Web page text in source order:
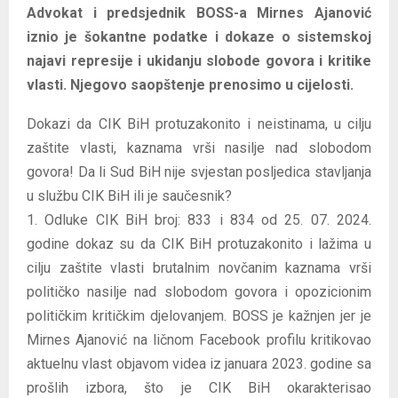
Advokat i predsjednik BOSS-a Mirnes Ajanović
iznio je šokantne podatke i dokaze o sistemskoj
najavi represije i ukidanju slobode govora i kritike
vlasti. Njegovo saopštenje prenosimo u cijelosti.
Dokazi da CIK BiH protuzakonito i neistinama, u cilju
zaštite vlasti, kaznama vrši nasilje nad slobodom
govora! Da li Sud BiH nije svjestan posljedica stavljanja
u službu CIK BiH ili je saučesnik?
1. Odluke CIK BiH broj: 833 i 834 od 25. 07. 2024.
godine dokaz su da CIK BiH protuzakonito i lažima u
cilju zaštite vlasti brutalnim novčanim kaznama vrši
političko nasilje nad slobodom govora i opozicionim
političkim kritičkim djelovanjem. BOSS je kažnjen jer je
Mirnes Ajanović na ličnom Facebook profilu kritikovao
aktuelnu vlast objavom videa iz januara 2023. godine sa
prošlih izbora, što je CIK BiH okarakterisao